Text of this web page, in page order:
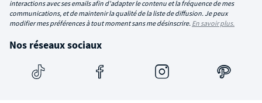
interactions avec ses emails afin d'adapter le contenu et la fréquence de mes
communications, et de maintenir la qualité de la liste de diffusion. Je peux
modifier mes préférences à tout moment sans me désinscrire. En savoir plus.
Nos réseaux sociaux